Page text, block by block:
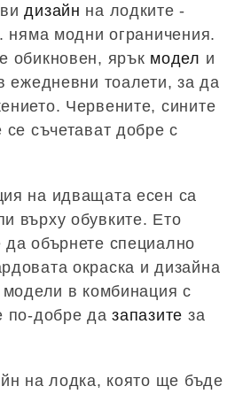
дизайн на лодките -
няма модни ограничения.
обикновен, ярък модел и
ежедневни тоалети, за да
Червените, сините
се съчетават добре с
на идващата есен са
върху обувките. Ето
обърнете специално
окраска и дизайна
модели в комбинация с
по-добре дазапазите за
на лодка, която ще бъде